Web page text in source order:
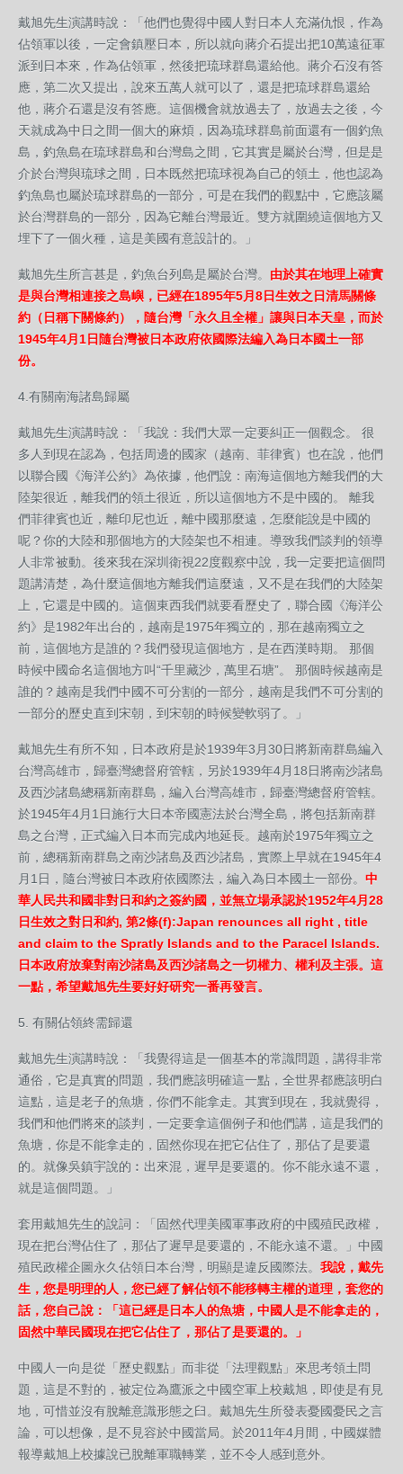
戴旭先生演講時說：「他們也覺得中國人對日本人充滿仇恨，作為
佔領軍以後，一定會鎮壓日本，所以就向蔣介石提出把10萬遠征軍
派到日本來，作為佔領軍，然後把琉球群島還給他。蔣介石沒有答
應，第二次又提出，說來五萬人就可以了，還是把琉球群島還給
他，蔣介石還是沒有答應。這個機會就放過去了，放過去之後，今
天就成為中日之間一個大的麻煩，因為琉球群島前面還有一個釣魚
島，釣魚島在琉球群島和台灣島之間，它其實是屬於台灣，但是是
介於台灣與琉球之間，日本既然把琉球視為自己的領土，他也認為
釣魚島也屬於琉球群島的一部分，可是在我們的觀點中，它應該屬
於台灣群島的一部分，因為它離台灣最近。雙方就圍繞這個地方又
埋下了一個火種，這是美國有意設計的。」
戴旭先生所言甚是，釣魚台列島是屬於台灣。 由於其在地理上確實
是與台灣相連接之島嶼，已經在1895年5月8日生效之日清馬關條
約（日稱下關條約），隨台灣「永久且全權」讓與日本天皇，而於
1945年4月1日隨台灣被日本政府依國際法編入為日本國土一部
份。
4.有關南海諸島歸屬
戴旭先生演講時說：「我說：我們大眾一定要糾正一個觀念。 很
多人到現在認為，包括周邊的國家（越南、菲律賓）也在說，他們
以聯合國《海洋公約》為依據，他們說：南海這個地方離我們的大
陸架很近，離我們的領土很近，所以這個地方不是中國的。 離我
們菲律賓也近，離印尼也近，離中國那麼遠，怎麼能說是中國的
呢？你的大陸和那個地方的大陸架也不相連。導致我們談判的領導
人非常被動。後來我在深圳衛視22度觀察中說，我一定要把這個問
題講清楚，為什麼這個地方離我們這麼遠，又不是在我們的大陸架
上，它還是中國的。這個東西我們就要看歷史了，聯合國《海洋公
約》是1982年出台的，越南是1975年獨立的，那在越南獨立之
前，這個地方是誰的？我們發現這個地方，是在西漢時期。 那個
時候中國命名這個地方叫“千里藏沙，萬里石塘”。 那個時候越南是
誰的？越南是我們中國不可分割的一部分，越南是我們不可分割的
一部分的歷史直到宋朝，到宋朝的時候變軟弱了。」
戴旭先生有所不知，日本政府是於1939年3月30日將新南群島編入
台灣高雄市，歸臺灣總督府管轄，另於1939年4月18日將南沙諸島
及西沙諸島總稱新南群島，編入台灣高雄市，歸臺灣總督府管轄。
於1945年4月1日施行大日本帝國憲法於台灣全島，將包括新南群
島之台灣，正式編入日本而完成內地延長。越南於1975年獨立之
前，總稱新南群島之南沙諸島及西沙諸島，實際上早就在1945年4
月1日，隨台灣被日本政府依國際法，編入為日本國土一部份。 中
華人民共和國非對日和約之簽約國，並無立場承認於1952年4月28
日生效之對日和約, 第2條(f):Japan renounces all right , title
and claim to the Spratly Islands and to the Paracel Islands.
日本政府放棄對南沙諸島及西沙諸島之一切權力、權利及主張。這
一點，希望戴旭先生要好好研究一番再發言。
5. 有關佔領終需歸還
戴旭先生演講時說：「我覺得這是一個基本的常識問題，講得非常
通俗，它是真實的問題，我們應該明確這一點，全世界都應該明白
這點，這是老子的魚塘，你們不能拿走。其實到現在，我就覺得，
我們和他們將來的談判，一定要拿這個例子和他們講，這是我們的
魚塘，你是不能拿走的，固然你現在把它佔住了，那佔了是要還
的。就像吳鎮宇說的︰出來混，遲早是要還的。你不能永遠不還，
就是這個問題。」
套用戴旭先生的說詞：「固然代理美國軍事政府的中國殖民政權，
現在把台灣佔住了，那佔了遲早是要還的，不能永遠不還。」中國
殖民政權企圖永久佔領日本台灣，明顯是違反國際法。 我說，戴先
生，您是明理的人，您已經了解佔領不能移轉主權的道理，套您的
話，您自己說：「這已經是日本人的魚塘，中國人是不能拿走的，
固然中華民國現在把它佔住了，那佔了是要還的。」
中國人一向是從「歷史觀點」而非從「法理觀點」來思考領土問
題，這是不對的，被定位為鷹派之中國空軍上校戴旭，即使是有見
地，可惜並沒有脫離意識形態之臼。戴旭先生所發表憂國憂民之言
論，可以想像，是不見容於中國當局。於2011年4月間，中國媒體
報導戴旭上校據說已脫離軍職轉業，並不令人感到意外。